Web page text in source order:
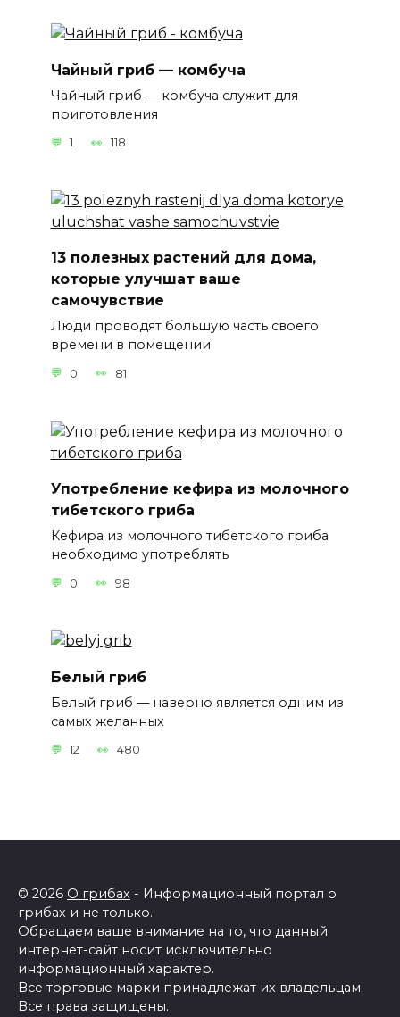
Чайный гриб — комбуча
Чайный гриб — комбуча служит для
приготовления
1 118
13 полезных растений для дома,
которые улучшат ваше
самочувствие
Люди проводят большую часть своего
времени в помещении
0 81
Употребление кефира из молочного
тибетского гриба
Кефира из молочного тибетского гриба
необходимо употреблять
0 98
Белый гриб
Белый гриб — наверно является одним из
самых желанных
12 480
© 2026 О грибах - Информационный портал о
грибах и не только.
Обращаем ваше внимание на то, что данный
интернет-сайт носит исключительно
информационный характер.
Все торговые марки принадлежат их владельцам.
Все права защищены.